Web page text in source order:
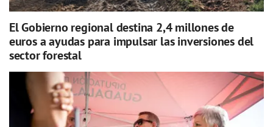
El Gobierno regional destina 2,4 millones de
euros a ayudas para impulsar las inversiones del
sector forestal